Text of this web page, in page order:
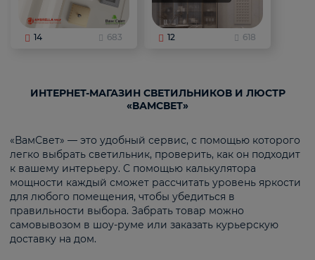
14 683 12 618
ИНТЕРНЕТ-МАГАЗИН СВЕТИЛЬНИКОВ И ЛЮСТР
«ВАМСВЕТ»
«ВамСвет» — это удобный сервис, с помощью которого
легко выбрать светильник, проверить, как он подходит
к вашему интерьеру. С помощью калькулятора
мощности каждый сможет рассчитать уровень яркости
для любого помещения, чтобы убедиться в
правильности выбора. Забрать товар можно
самовывозом в шоу-руме или заказать курьерскую
доставку на дом.